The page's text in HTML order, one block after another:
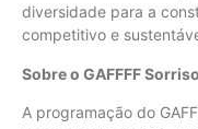
diversidade para a
competitivo e
Sobre o GAFFFF Sorriso
A programação do